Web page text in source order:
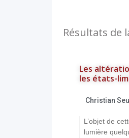
Résultats de
Les
les états-
Christian
L’objet de
lumière